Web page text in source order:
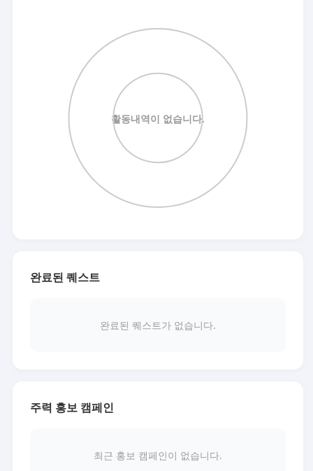
완료된 퀘스트
완료된 퀘스트가 없습니다.
주력 홍보 캠페인
최근 홍보 캠페인이 없습니다.